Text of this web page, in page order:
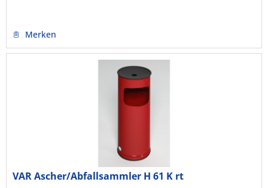
Merken
VAR Ascher/Abfallsammler H 61 K rt